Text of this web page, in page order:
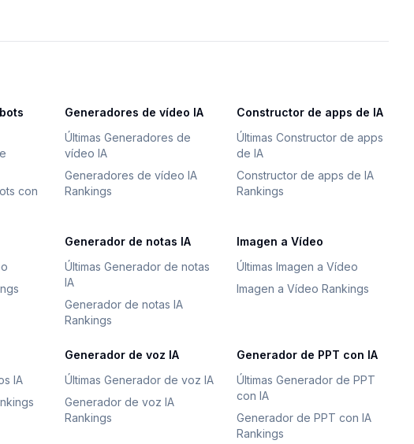
con
Generadores de vídeo IA
Últimas Generadores de
vídeo IA
Generadores de vídeo IA
Rankings
Constructor de apps de IA
Últimas Constructor de apps
de IA
Constructor de apps de IA
Rankings
Generador de notas IA
Últimas Generador de notas
IA
Generador de notas IA
Rankings
Imagen a Vídeo
Últimas Imagen a Vídeo
Imagen a Vídeo Rankings
IA
Generador de voz IA
Últimas Generador de voz IA
Generador de voz IA
Rankings
Generador de PPT con IA
Últimas Generador de PPT
con IA
Generador de PPT con IA
Rankings